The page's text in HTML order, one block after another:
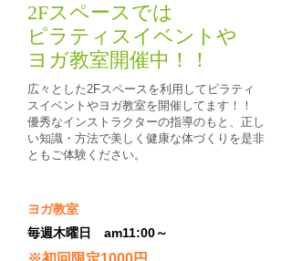
2Fスペースでは
ピラティスイベントや
​ヨガ教室開催中！！
広々とした2Fスペースを利用してピラティ
スイベントやヨガ教室を開催してます！！
優秀なインストラクターの指導のもと、正し
い知識・方法で美しく健康な体づくりを是非
ともご体験ください。
ヨガ教室
毎週木曜日 am11:00～